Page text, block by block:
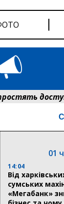
доступ
01
14:04
Від
сумських
«Мегабанк»